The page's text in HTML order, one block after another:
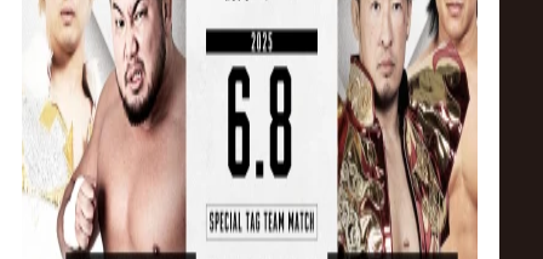
ス
リ
ン
グ・